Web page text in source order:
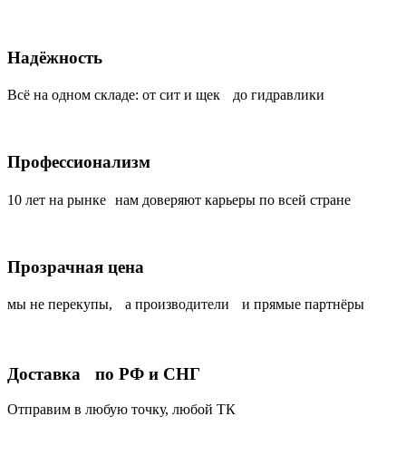
Надёжность
Всё на одном складе: от сит и щек до гидравлики
Профессионализм
10 лет на рынке нам доверяют карьеры по всей стране
Прозрачная цена
мы не перекупы, а производители и прямые партнёры
Доставка по РФ и СНГ
Отправим в любую точку, любой ТК